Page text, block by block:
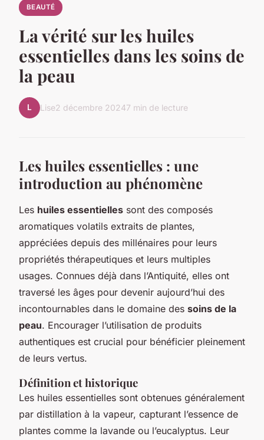
BEAUTÉ
La vérité sur les huiles
essentielles dans les soins de
la peau
L Lise2 décembre 20247 min de lecture
Les huiles essentielles : une
introduction au phénomène
Les huiles essentielles sont des composés
aromatiques volatils extraits de plantes,
appréciées depuis des millénaires pour leurs
propriétés thérapeutiques et leurs multiples
usages. Connues déjà dans l’Antiquité, elles ont
traversé les âges pour devenir aujourd’hui des
incontournables dans le domaine des soins de la
peau. Encourager l’utilisation de produits
authentiques est crucial pour bénéficier pleinement
de leurs vertus.
Définition et historique
Les huiles essentielles sont obtenues généralement
par distillation à la vapeur, capturant l’essence de
plantes comme la lavande ou l’eucalyptus. Leur